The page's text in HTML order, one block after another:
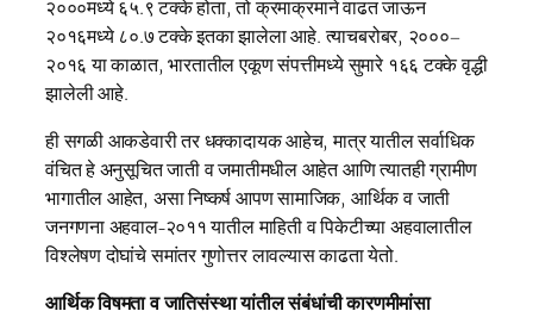
२०००मध्ये ६५.९ टक्के होता, तो क्रमाक्रमाने वाढत जाऊन
२०१६मध्ये ८०.७ टक्के इतका झालेला आहे. त्याचबरोबर, २०००–
२०१६ या काळात, भारतातील एकूण संपत्तीमध्ये सुमारे १६६ टक्के वृद्धी
झालेली आहे.
ही सगळी आकडेवारी तर धक्कादायक आहेच, मात्र यातील सर्वाधिक
वंचित हे अनुसूचित जाती व जमातीमधील आहेत आणि त्यातही ग्रामीण
भागातील आहेत, असा निष्कर्ष आपण सामाजिक, आर्थिक व जाती
जनगणना अहवाल-२०११ यातील माहिती व पिकेटीच्या अहवालातील
विश्लेषण दोघांचे समांतर गुणोत्तर लावल्यास काढता येतो.
आर्थिक विषमता व जातिसंस्था यांतील संबंधांची कारणमीमांसा